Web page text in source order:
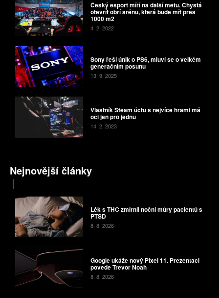
Český esport míří na další metu. Chystá
otevřít obří arénu, která bude mít přes
1000 m2
4. 2. 2022
Sony řeší únik o PS6, mluví se o velkém
generačním posunu
13. 9. 2025
Vlastník Steam účtu s nejvíce hrami má
oči jen pro jednu
14. 2. 2023
Nejnovější články
Lék s THC zmírnil noční můry pacientů s
PTSD
8. 8. 2026
Google ukáže nový Pixel 11. Prezentaci
povede Trevor Noah
8. 8. 2026